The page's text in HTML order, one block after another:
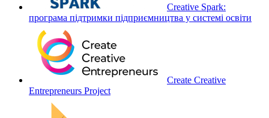
Creative Spark:
програма підтримки підприємництва у системі освіти
Create Creative
Entrepreneurs Project